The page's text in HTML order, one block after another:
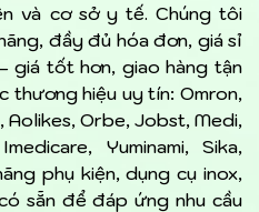
và cơ sở y tế. Chúng tôi
đầy đủ hóa đơn, giá sỉ
giá tốt hơn, giao hàng tận
thương hiệu uy tín: Omron,
Aolikes, Orbe, Jobst, Medi,
Yuminami, Sika,
phụ kiện, dụng cụ inox,
sẵn để đáp ứng nhu cầu